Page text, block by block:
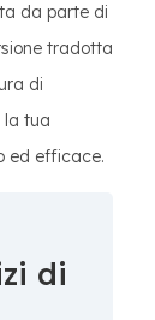
da parte di
tradotta
di
la tua
ed efficace.
di